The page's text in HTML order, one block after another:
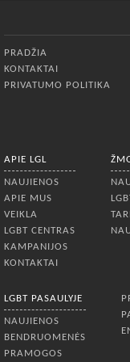
nacionalinės LGBT
LGL rezultatas.
sukurtas dalyvaujant
PRADŽIA
KONTAKTAI
PRIVATUMO POLITIKA
APIE LGL
NAUJIENOS
APIE MUS
VEIKLA
LGBT CENTRAS
KAMPANIJOS
KONTAKTAI
LGBT PASAULYJE
NAUJIENOS
BENDRUOMENĖS
PRAMOGOS